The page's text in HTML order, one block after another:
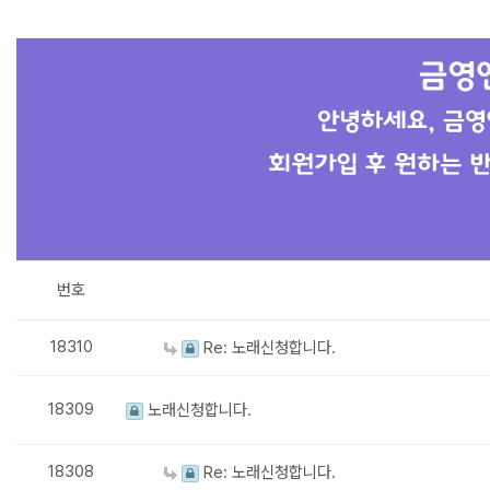
번호
18310 Re: 노래신청합니다.
18309 노래신청합니다.
18308 Re: 노래신청합니다.